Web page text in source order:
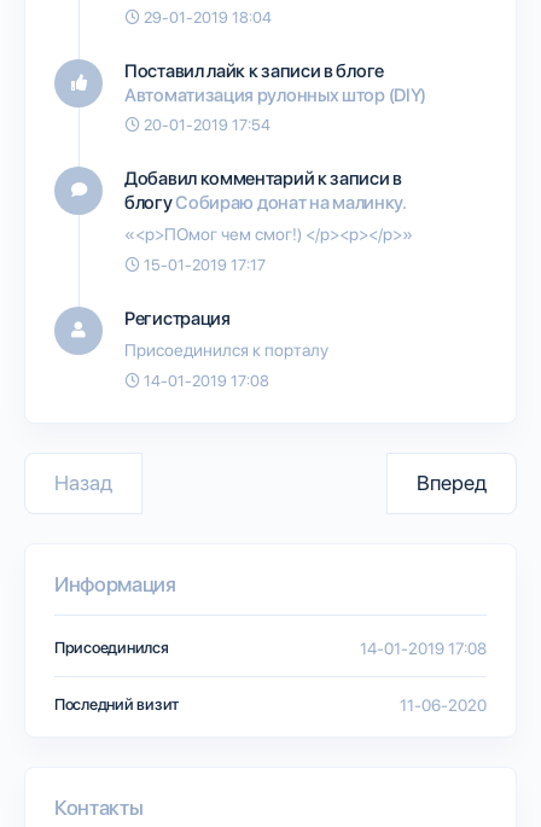
29-01-2019 18:04
Поставил лайк к записи в блоге
Автоматизация рулонных штор (DIY)
20-01-2019 17:54
Добавил комментарий к записи в
блогуСобираю донат на малинку.
«<p>ПОмог чем смог!) </p><p></p>»
15-01-2019 17:17
Регистрация
Присоединился к порталу
14-01-2019 17:08
Назад Вперед
Информация
Присоединился 14-01-2019 17:08
Последний визит 11-06-2020
Контакты